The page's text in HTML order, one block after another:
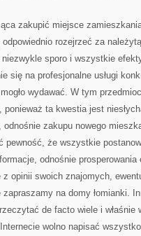
zakupić miejsce
rozejrzeć za
sporo i wszystkie
się na profesjonalne usługi
wydawać. W tym
ta kwestia jest
odnośnie zakupu nowego
że wszystkie
odnośnie prosperowania
z opinii swoich znajomych,
na domy łomianki.
de facto wiele i właśnie
wolno napisać